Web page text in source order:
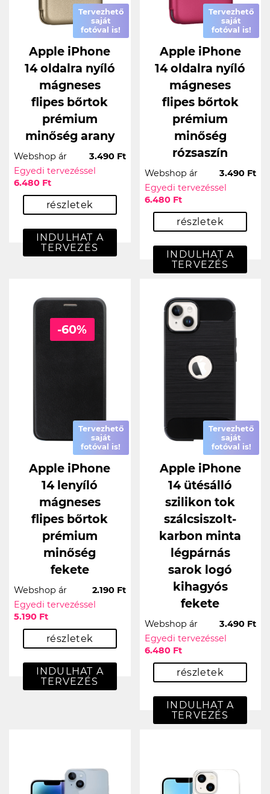
Tervezhető
saját
fotóval is!
Apple iPhone
14 oldalra nyíló
mágneses
flipes bőrtok
prémium
minőség arany
Webshop ár
3.490 Ft
Egyedi tervezéssel
6.480 Ft
részletek
INDULHAT A
TERVEZÉS
Tervezhető
saját
fotóval is!
Apple iPhone
14 oldalra nyíló
mágneses
flipes bőrtok
prémium
minőség
rózsaszín
Webshop ár
3.490 Ft
Egyedi tervezéssel
6.480 Ft
részletek
INDULHAT A
TERVEZÉS
-60%
Tervezhető
saját
fotóval is!
Apple iPhone
14 lenyíló
mágneses
flipes bőrtok
prémium
minőség
fekete
Webshop ár
2.190 Ft
Egyedi tervezéssel
5.190 Ft
részletek
INDULHAT A
TERVEZÉS
Tervezhető
saját
fotóval is!
Apple iPhone
14 ütésálló
szilikon tok
szálcsiszolt-
karbon minta
légpárnás
sarok logó
kihagyós
fekete
Webshop ár
3.490 Ft
Egyedi tervezéssel
6.480 Ft
részletek
INDULHAT A
TERVEZÉS